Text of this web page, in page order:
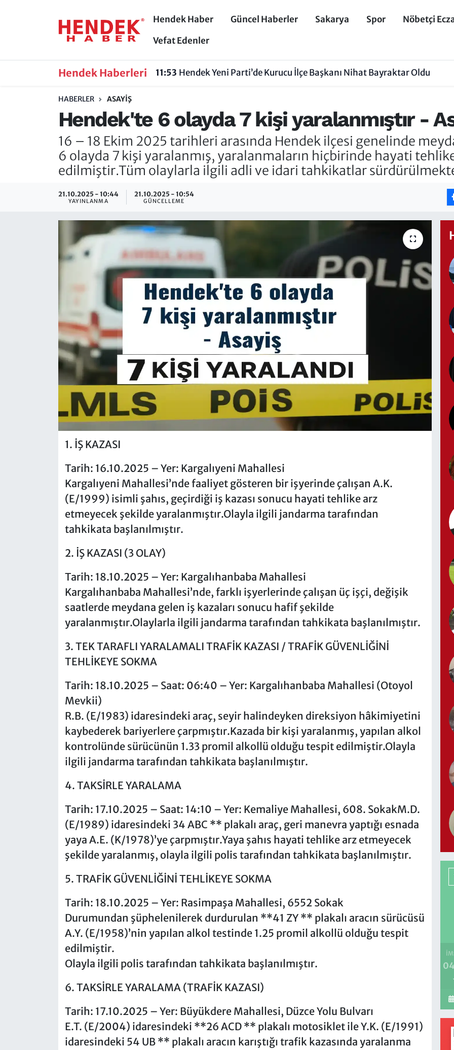
Hendek Haber Güncel Haberler Sakarya Spor
Nöbetçi
Vefat Edenler
Hendek Haberleri 11:53 Hendek Yeni Parti’de Kurucu İlçe Başkanı Nihat Bayraktar Oldu
HABERLER ASAYIŞ
Hendek'te 6 olayda 7 kişi yaralanmıştır -
16 – 18 Ekim 2025 tarihleri arasında Hendek ilçesi genelinde
6 olayda 7 kişi yaralanmış, yaralanmaların hiçbirinde hayati
edilmiştir.Tüm olaylarla ilgili adli ve idari tahkikatlar
21.10.2025 - 10:44
YAYINLANMA
21.10.2025 - 10:54
GÜNCELLEME
1. İŞ KAZASI
Tarih: 16.10.2025 – Yer: Kargalıyeni Mahallesi
Kargalıyeni Mahallesi’nde faaliyet gösteren bir işyerinde çalışan A.K.
(E/1999) isimli şahıs, geçirdiği iş kazası sonucu hayati tehlike arz
etmeyecek şekilde yaralanmıştır.Olayla ilgili jandarma tarafından
tahkikata başlanılmıştır.
2. İŞ KAZASI (3 OLAY)
Tarih: 18.10.2025 – Yer: Kargalıhanbaba Mahallesi
Kargalıhanbaba Mahallesi’nde, farklı işyerlerinde çalışan üç işçi, değişik
saatlerde meydana gelen iş kazaları sonucu hafif şekilde
yaralanmıştır.Olaylarla ilgili jandarma tarafından tahkikata başlanılmıştır.
3. TEK TARAFLI YARALAMALI TRAFİK KAZASI / TRAFİK GÜVENLİĞİNİ
TEHLİKEYE SOKMA
Tarih: 18.10.2025 – Saat: 06:40 – Yer: Kargalıhanbaba Mahallesi (Otoyol
Mevkii)
R.B. (E/1983) idaresindeki araç, seyir halindeyken direksiyon hâkimiyetini
kaybederek bariyerlere çarpmıştır.Kazada bir kişi yaralanmış, yapılan alkol
kontrolünde sürücünün 1.33 promil alkollü olduğu tespit edilmiştir.Olayla
ilgili jandarma tarafından tahkikata başlanılmıştır.
4. TAKSİRLE YARALAMA
Tarih: 17.10.2025 – Saat: 14:10 – Yer: Kemaliye Mahallesi, 608. SokakM.D.
(E/1989) idaresindeki 34 ABC ** plakalı araç, geri manevra yaptığı esnada
yaya A.E. (K/1978)’ye çarpmıştır.Yaya şahıs hayati tehlike arz etmeyecek
şekilde yaralanmış, olayla ilgili polis tarafından tahkikata başlanılmıştır.
5. TRAFİK GÜVENLİĞİNİ TEHLİKEYE SOKMA
Tarih: 18.10.2025 – Yer: Rasimpaşa Mahallesi, 6552 Sokak
Durumundan şüphelenilerek durdurulan **41 ZY ** plakalı aracın sürücüsü
A.Y. (E/1958)’nin yapılan alkol testinde 1.25 promil alkollü olduğu tespit
edilmiştir.
Olayla ilgili polis tarafından tahkikata başlanılmıştır.
6. TAKSİRLE YARALAMA (TRAFİK KAZASI)
Tarih: 17.10.2025 – Yer: Büyükdere Mahallesi, Düzce Yolu Bulvarı
E.T. (E/2004) idaresindeki **26 ACD ** plakalı motosiklet ile Y.K. (E/1991)
idaresindeki 54 UB ** plakalı aracın karıştığı trafik kazasında yaralanma
Hendek Haber
Nöbetçi Eczaneler
Vefat Edenler
Hendek Haber
Sakarya
Hakkında
Hendek Haber Reklam Servisi
İletişim
Sakarya Nöbetçi Eczaneler
Süper Lig Puan Durumu ve Fikstür
Tüm Manşetler
Son Dakika Haberleri
Haber Arşivi